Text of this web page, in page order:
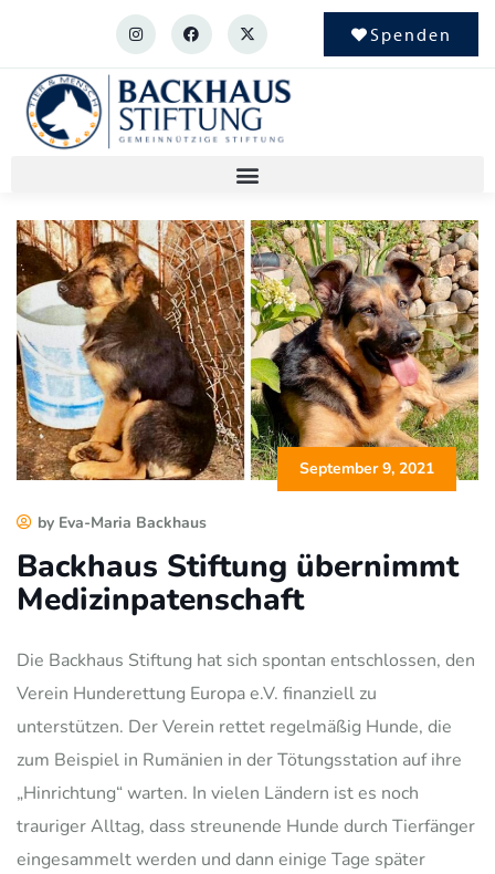
Spenden
September 9, 2021
by Eva-Maria Backhaus
Backhaus Stiftung übernimmt
Medizinpatenschaft
Die Backhaus Stiftung hat sich spontan entschlossen, den
Verein Hunderettung Europa e.V. finanziell zu
unterstützen. Der Verein rettet regelmäßig Hunde, die
zum Beispiel in Rumänien in der Tötungsstation auf ihre
„Hinrichtung“ warten. In vielen Ländern ist es noch
trauriger Alltag, dass streunende Hunde durch Tierfänger
eingesammelt werden und dann einige Tage später